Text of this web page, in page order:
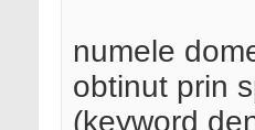
numele
obtinut prin
(keyword